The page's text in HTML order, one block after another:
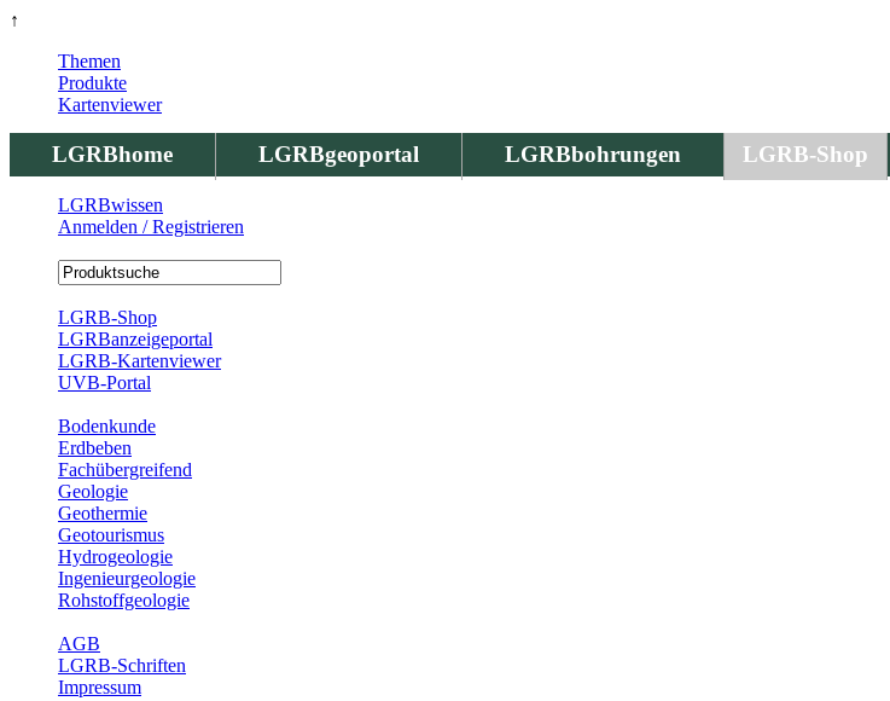
↑
LGRBhome LGRBgeoportal LGRBbohrungen LGRB-Shop
Themen
Produkte
Kartenviewer
LGRBwissen
Anmelden / Registrieren
LGRB-Shop
LGRBanzeigeportal
LGRB-Kartenviewer
UVB-Portal
Bodenkunde
Erdbeben
Fachübergreifend
Geologie
Geothermie
Geotourismus
Hydrogeologie
Ingenieurgeologie
Rohstoffgeologie
AGB
LGRB-Schriften
Impressum